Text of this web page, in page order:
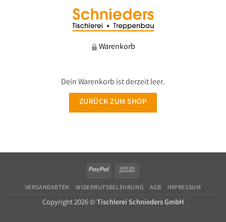
Warenkorb
Dein Warenkorb ist derzeit leer.
ZURÜCK ZUM SHOP
PayPal
VERSANDARTEN WIDERRUFSBELEHRUNG AGB IMPRESSUM
Copyright 2026 ©Tischlerei Schnieders GmbH